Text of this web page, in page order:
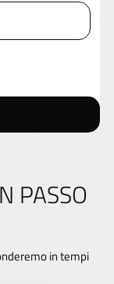
PASSO
in tempi